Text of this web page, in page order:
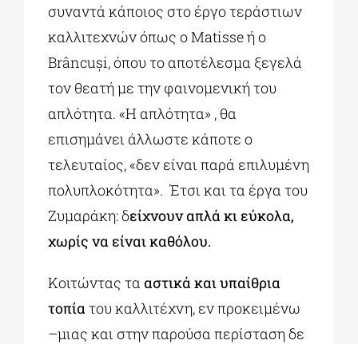
συναντά κάποιος στο έργο τεράστιων
καλλιτεχνών όπως ο Matisse ή ο
Brâncuși, όπου το αποτέλεσμα ξεγελά
τον θεατή με την φαινομενική του
απλότητα. «Η απλότητα» , θα
επισημάνει άλλωστε κάποτε ο
τελευταίος, «δεν είναι παρά επιλυμένη
πολυπλοκότητα». Έτσι και τα έργα του
Ζυμαράκη: δείχνουν απλά κι εύκολα,
χωρίς να είναι καθόλου.
Κοιτώντας τα αστικά και υπαίθρια
τοπία του καλλιτέχνη, εν προκειμένω
–μιας και στην παρούσα περίσταση δε